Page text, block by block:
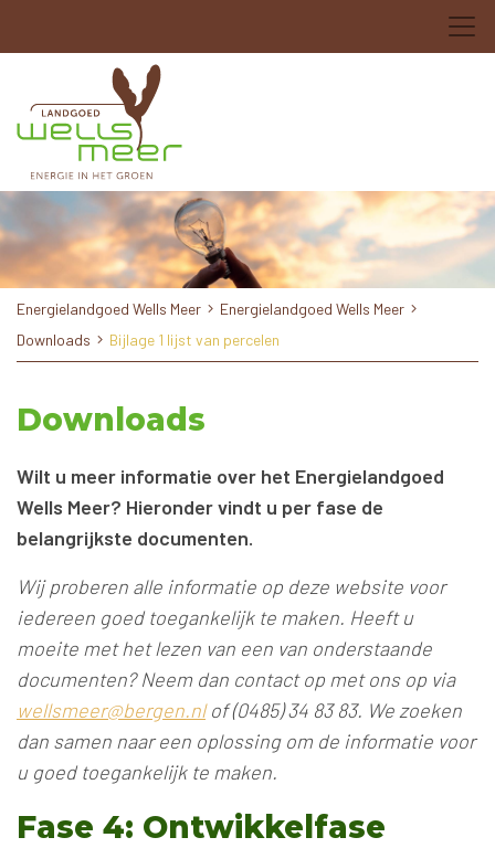
Energielandgoed Wells Meer
Energielandgoed Wells Meer
Downloads
Bijlage 1 lijst van percelen
Downloads
Wilt u meer informatie over het Energielandgoed
Wells Meer? Hieronder vindt u per fase de
belangrijkste documenten.
Wij proberen alle informatie op deze website voor
iedereen goed toegankelijk te maken. Heeft u
moeite met het lezen van een van onderstaande
documenten? Neem dan contact op met ons op via
wellsmeer@bergen.nlof (0485) 34 83 83. We zoeken
dan samen naar een oplossing om de informatie voor
u goed toegankelijk te maken.
Fase 4: Ontwikkelfase